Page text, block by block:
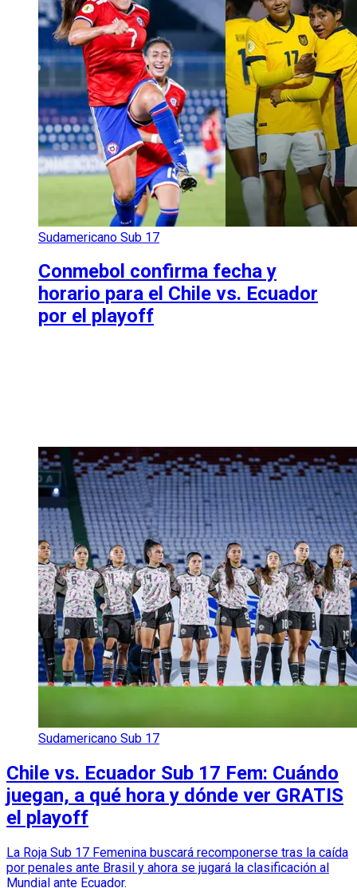
Sudamericano Sub 17
Conmebol confirma fecha y
horario para el Chile vs. Ecuador
por el playoff
Sudamericano Sub 17
Chile vs. Ecuador Sub 17 Fem: Cuándo
juegan, a qué hora y dónde ver GRATIS
el playoff
La Roja Sub 17 Femenina buscará recomponerse tras la caída
por penales ante Brasil y ahora se jugará la clasificación al
Mundial ante Ecuador.